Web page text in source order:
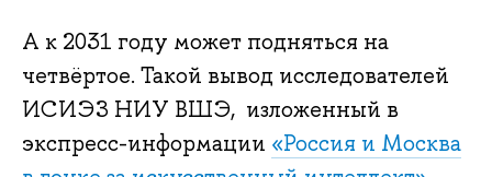
А к 2031 году может подняться на
четвёртое. Такой вывод исследователей
ИСИЭЗ НИУ ВШЭ, изложенный в
экспресс-информации «Россия и Москва